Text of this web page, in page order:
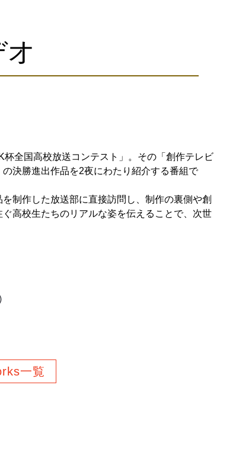
全国高校放送コンテスト」。その「創作テレビ
決勝進出作品を2夜にわたり紹介する番組で
制作した放送部に直接訪問し、制作の裏側や創
高校生たちのリアルな姿を伝えることで、次世
一覧